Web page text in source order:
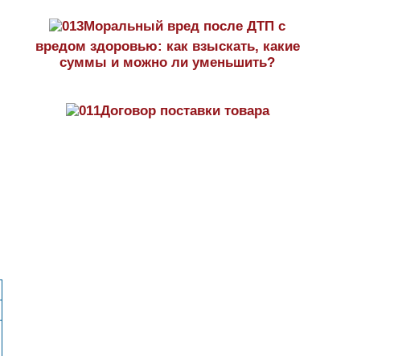
Моральный вред после ДТП с
вредом здоровью: как взыскать, какие
суммы и можно ли уменьшить?
Договор поставки товара